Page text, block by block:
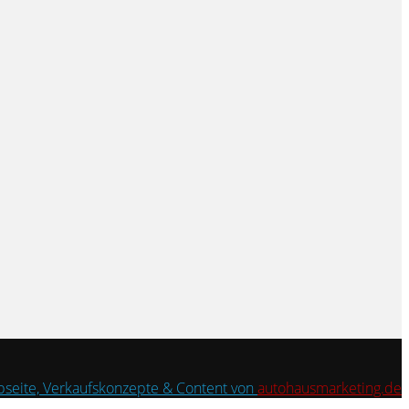
Verkaufskonzepte & Content von autohausmarketing.de